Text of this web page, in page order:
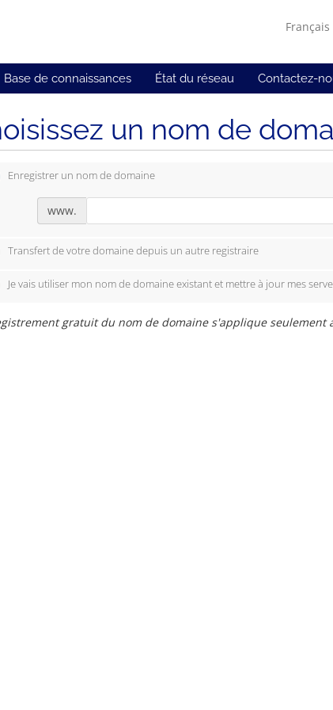
Français
Base de connaissances État du réseau Contactez-
un nom de
Enregistrer un nom de domaine
www.
Transfert de votre domaine depuis un autre registraire
Je vais utiliser mon nom de domaine existant et mettre à jour mes
gratuit du nom de domaine s'applique seulement